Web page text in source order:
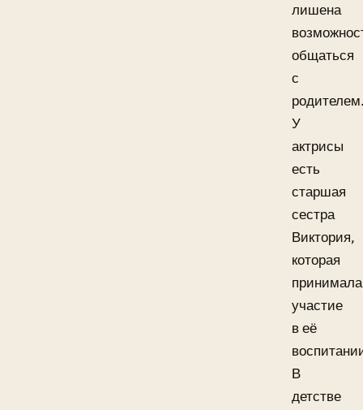
лишена
общаться
с
У
актрисы
есть
старшая
сестра
Виктория,
которая
принимала
участие
в её
В
детстве